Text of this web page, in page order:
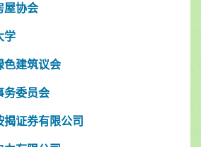
屋协会
学
色建筑议会
务委员会
揭证券有限公司